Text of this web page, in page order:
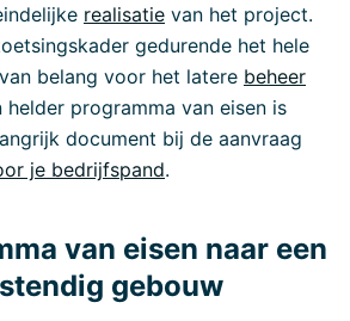
realisatie van het project.
gedurende het hele
belang voor het latere beheer
helder programma van eisen is
document bij de aanvraag
je bedrijfspand.
van eisen naar een
gebouw